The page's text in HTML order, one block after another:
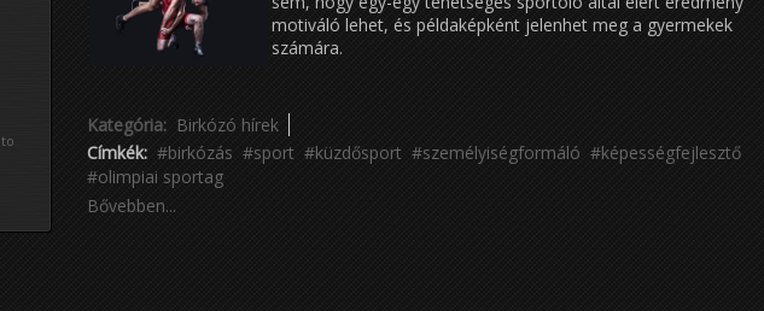
motiváló lehet, és példaképként jelenhet meg a gyermekek
számára.
Kategória: Birkózó hírek
Címkék:
birkózás sport küzdősport személyiségformáló
képességfejlesztő
olimpiai sportag
Bővebben...